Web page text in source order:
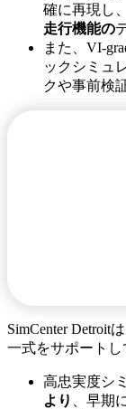
確に再現し、
走行機能の
また、VI-
ックシミュ
クや事前検
SimCenter Detroit
一式をサポートし
高忠実度シ
より
、早期